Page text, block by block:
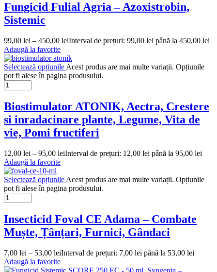
Fungicid Fulial Agria – Azoxistrobin,
Sistemic
99,00 lei – 450,00 leiInterval de prețuri: 99,00 lei până la 450,00 lei
Adaugă la favorite
Selectează opțiunile Acest produs are mai multe variații. Opțiunile
pot fi alese în pagina produsului.
Biostimulator ATONIK, Aectra, Crestere
si inradacinare plante, Legume, Vita de
vie, Pomi fructiferi
12,00 lei – 95,00 leiInterval de prețuri: 12,00 lei până la 95,00 lei
Adaugă la favorite
Selectează opțiunile Acest produs are mai multe variații. Opțiunile
pot fi alese în pagina produsului.
Insecticid Foval CE Adama – Combate
Muște, Țânțari, Furnici, Gândaci
7,00 lei – 53,00 leiInterval de prețuri: 7,00 lei până la 53,00 lei
Adaugă la favorite